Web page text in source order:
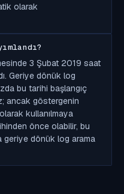
olarak
3 Şubat 2019 saat
Geriye dönük log
bu tarihi başlangıç
ancak göstergenin
kullanılmaya
önce olabilir, bu
dönük log arama